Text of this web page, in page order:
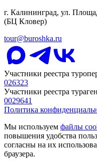
г. Калининград, ул.
(БЦ Кловер)
tour@buroshka.ru
Участники реестра
026323
Участники реестра
0029641
Политика
Мы используем файлы
повышения удобства
согласны на их
браузера.